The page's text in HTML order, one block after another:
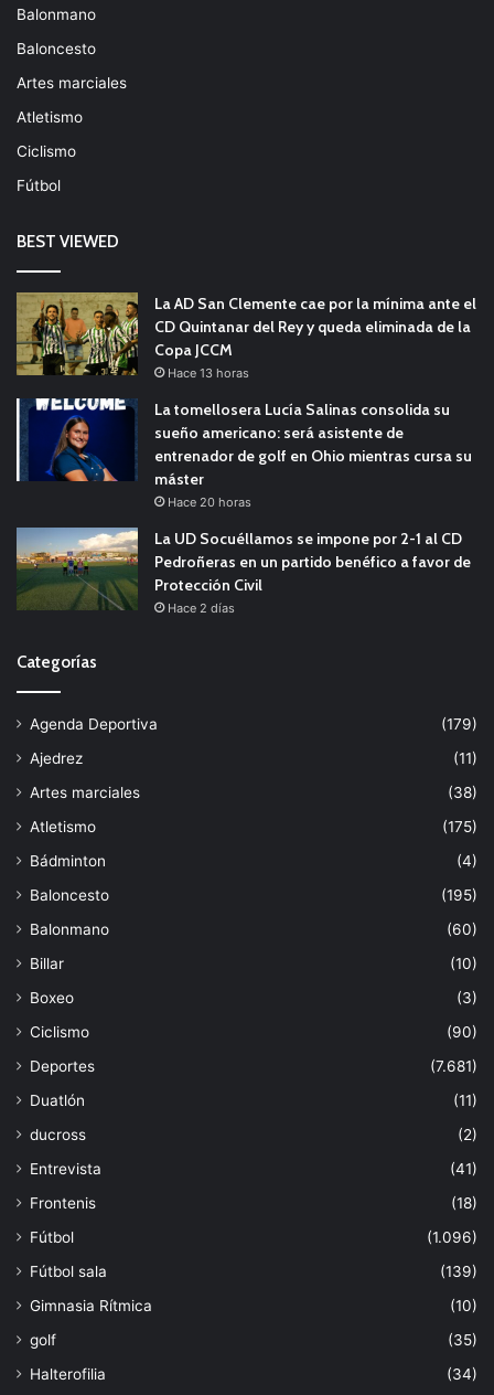
Balonmano
Baloncesto
Artes marciales
Atletismo
Ciclismo
Fútbol
BEST VIEWED
La AD San Clemente cae por la mínima ante el
CD Quintanar del Rey y queda eliminada de la
Copa JCCM
Hace 13 horas
La tomellosera Lucía Salinas consolida su
sueño americano: será asistente de
entrenador de golf en Ohio mientras cursa su
máster
Hace 20 horas
La UD Socuéllamos se impone por 2-1 al CD
Pedroñeras en un partido benéfico a favor de
Protección Civil
Hace 2 días
Categorías
Agenda Deportiva
(179)
Ajedrez
(11)
Artes marciales
(38)
Atletismo
(175)
Bádminton
(4)
Baloncesto
(195)
Balonmano
(60)
Billar
(10)
Boxeo
(3)
Ciclismo
(90)
Deportes
(7.681)
Duatlón
(11)
ducross
(2)
Entrevista
(41)
Frontenis
(18)
Fútbol
(1.096)
Fútbol sala
(139)
Gimnasia Rítmica
(10)
golf
(35)
Halterofilia
(34)